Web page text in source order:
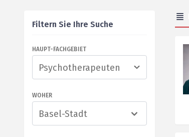
Filtern Sie Ihre Suche
HAUPT-FACHGEBIET
WOHER
Basel-Stadt